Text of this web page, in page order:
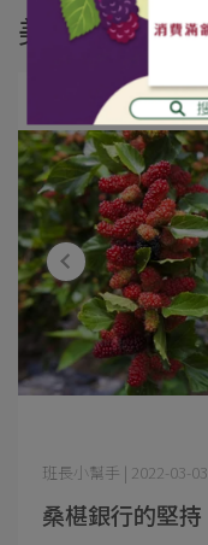
美味秘訣
班長小幫手 | 2022-03-03
桑椹銀行的堅持